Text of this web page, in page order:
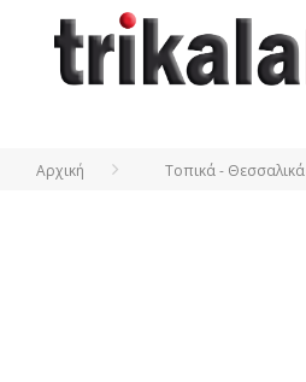
Αρχική Τοπικά - Θεσσαλικά